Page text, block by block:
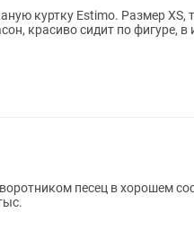
куртку Estimo. Размер XS,
красиво сидит по фигуре, в
песец в хорошем